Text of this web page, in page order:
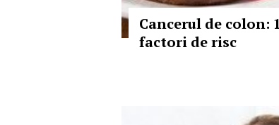
Cancerul de colon:
factori de risc